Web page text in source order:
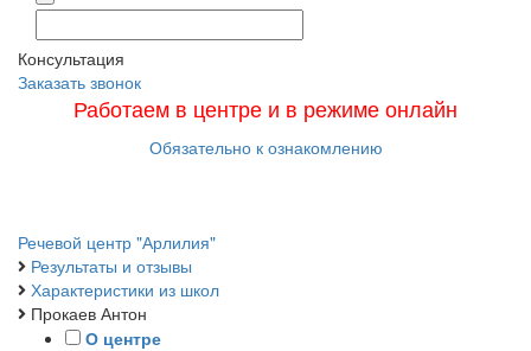
Консультация
Заказать звонок
Работаем в центре и в режиме онлайн
Обязательно к ознакомлению
Речевой центр "Арлилия"
Результаты и отзывы
Характеристики из школ
Прокаев Антон
О центре